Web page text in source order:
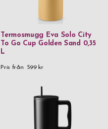
Termosmugg Eva Solo City
To Go Cup Golden Sand 0,35
L
Pris från 599 kr